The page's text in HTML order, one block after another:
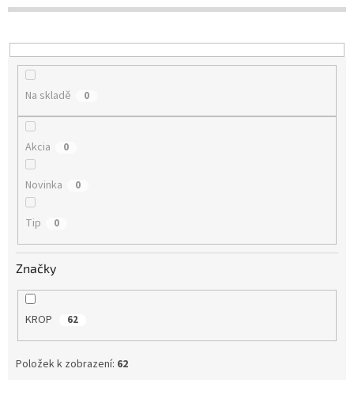
d
k
t
Na skladě 0
Akcia 0
Novinka 0
Tip 0
Značky
KROP 62
Položek k zobrazení: 62